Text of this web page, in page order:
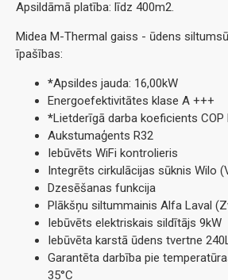
Apsildāmā platība: līdz 400m2.
Midea M-Thermal gaiss - ūdens
īpašības:
*Apsildes jauda: 16,00kW
Energoefektivitātes klase A +++
*Lietderīgā darba koeficients COP
Aukstumaģents R32
Iebūvēts WiFi kontrolieris
Integrēts cirkulācijas sūknis Wilo
Dzesēšanas funkcija
Plākšņu siltummainis Alfa Laval
Iebūvēts elektriskais sildītājs 9kW
Iebūvēta karstā ūdens tvertne
Garantēta darbība pie
35°C